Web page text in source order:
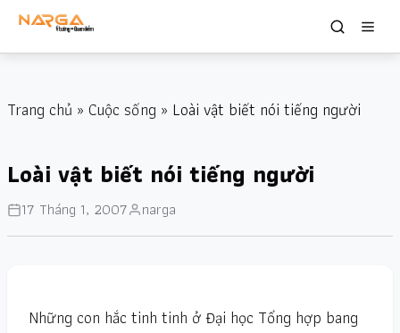
Trang chủ » Cuộc sống » Loài vật biết nói tiếng người
Loài vật biết nói tiếng người
17 Tháng 1, 2007 narga
Những con hắc tinh tinh ở Đại học Tổng hợp bang